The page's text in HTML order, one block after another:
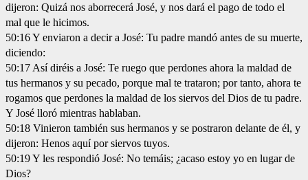
dijeron: Quizá nos aborrecerá José, y nos dará el pago de todo el
mal que le hicimos.
50:16 Y enviaron a decir a José: Tu padre mandó antes de su muerte,
diciendo:
50:17 Así diréis a José: Te ruego que perdones ahora la maldad de
tus hermanos y su pecado, porque mal te trataron; por tanto, ahora te
rogamos que perdones la maldad de los siervos del Dios de tu padre.
Y José lloró mientras hablaban.
50:18 Vinieron también sus hermanos y se postraron delante de él, y
dijeron: Henos aquí por siervos tuyos.
50:19 Y les respondió José: No temáis; ¿acaso estoy yo en lugar de
Dios?